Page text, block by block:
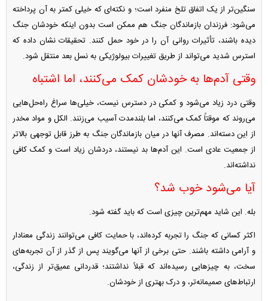
سنگین‌تر از یک اتفاق تلخ منفرد است؛ و نکته‌ای که خیلی کمتر به آن پرداخته
می‌شود: فرزندان بازماندگان جنگ هم ممکن است بدون اینکه خودشان جنگ
دیده باشند، تأثیرات روانی آن را در خود حمل کنند. تحقیقات نشان داده که
استرس شدید می‌تواند از طریق تغییرات بیولوژیکی به نسل بعد منتقل شود.
وقتی آدم‌ها به خودشان کمک می‌کنند، اما اشتباه
وقتی درد زیاد می‌شود و کمکی در دسترس نیست، خیلی‌ها سراغ راه‌حل‌هایی
می‌روند که موقتاً کمک می‌کنند، اما بلندمدت آسیب می‌زنند. الکل و مواد مخدر
از این دسته‌اند. مصرف آنها در میان بازماندگان جنگ به طرز قابل توجهی بالاتر
از جمعیت عادی است. این آدم‌ها بد نیستند، دردشان زیاد است و کمک کافی
نداشته‌اند.
آیا می‌شود خوب شد؟
بله. این شاید مهم‌ترین چیزی است که باید گفته شود.
اکثر کسانی که جنگ را تجربه کرده‌اند، با حمایت کافی می‌توانند زندگی معنادار
و آرامی داشته باشند. حتی برخی از آنها می‌گویند پس از گذر از آن تجربه‌های
سخت، به چیز‌هایی رسیده‌اند که قبلاً نداشتند؛ قدردانی عمیق‌تر از زندگی،
ارتباط‌های صمیمانه‌تر، و درک بهتری از خودشان.